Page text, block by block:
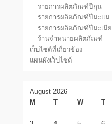
รายการผลิตภัณฑ์ปีกุน
รายการผลิตภัณฑ์ปีมะแม
รายการผลิตภัณฑ์ปีมะเมีย
ร้านจำหน่ายผลิตภัณฑ์
เว็บไซต์ที่เกี่ยวข้อง
แผนผังเว็บไซต์
August 2026
M
T W T